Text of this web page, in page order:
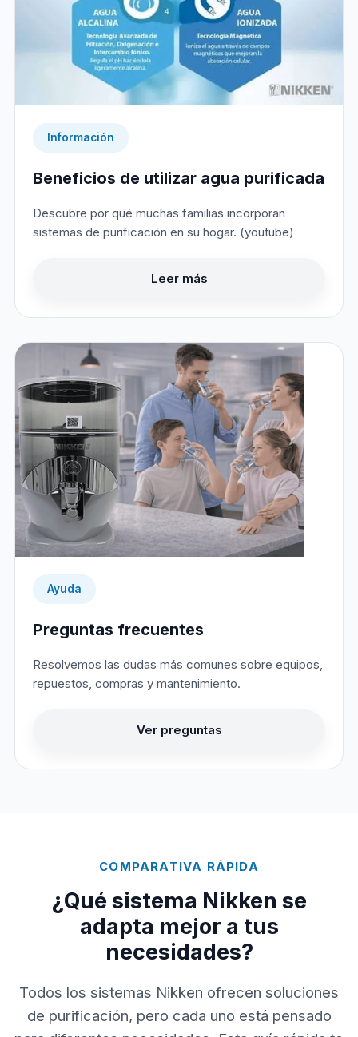
Información
Beneficios de utilizar agua purificada
Descubre por qué muchas familias incorporan
sistemas de purificación en su hogar. (youtube)
Leer más
Ayuda
Preguntas frecuentes
Resolvemos las dudas más comunes sobre equipos,
repuestos, compras y mantenimiento.
Ver preguntas
COMPARATIVA RÁPIDA
¿Qué sistema Nikken se
adapta mejor a tus
necesidades?
Todos los sistemas Nikken ofrecen soluciones
de purificación, pero cada uno está pensado